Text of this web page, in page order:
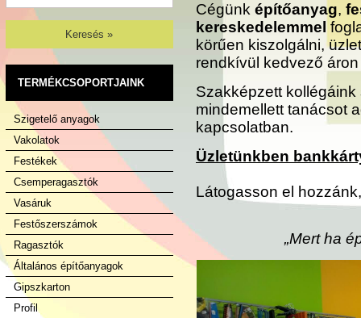
Keresés »
TERMÉKCSOPORTJAINK
Szigetelő anyagok
Vakolatok
Festékek
Csemperagasztók
Vasáruk
Festőszerszámok
Ragasztók
Általános építőanyagok
Gipszkarton
Profil
Cégünk építőanyag,
kereskedelemmel
körűen kiszolgálni,
rendkívül kedvező
Szakképzett
mindemellett tanácsot
kapcsolatban.
Üzletünkben
Látogasson el
„Mert ha